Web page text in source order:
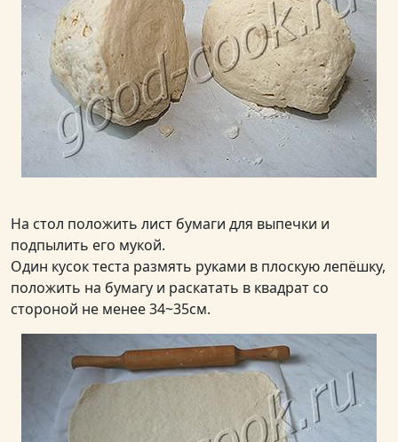
На стол положить лист бумаги для выпечки и
подпылить его мукой.
Один кусок теста размять руками в плоскую лепёшку,
положить на бумагу и раскатать в квадрат со
стороной не менее 34~35см.